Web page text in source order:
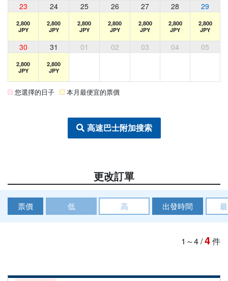
23 24 25 26 27 28 29
2,800
JPY
2,800
JPY
2,800
JPY
2,800
JPY
2,800
JPY
2,800
JPY
2,800
JPY
30 31 01 02 03 04 05
2,800
JPY
2,800
JPY
您選擇的日子 本月最便宜的票價
高速巴士附加搜索
更改訂單
票價 低 高 出發時間
1～4/4件